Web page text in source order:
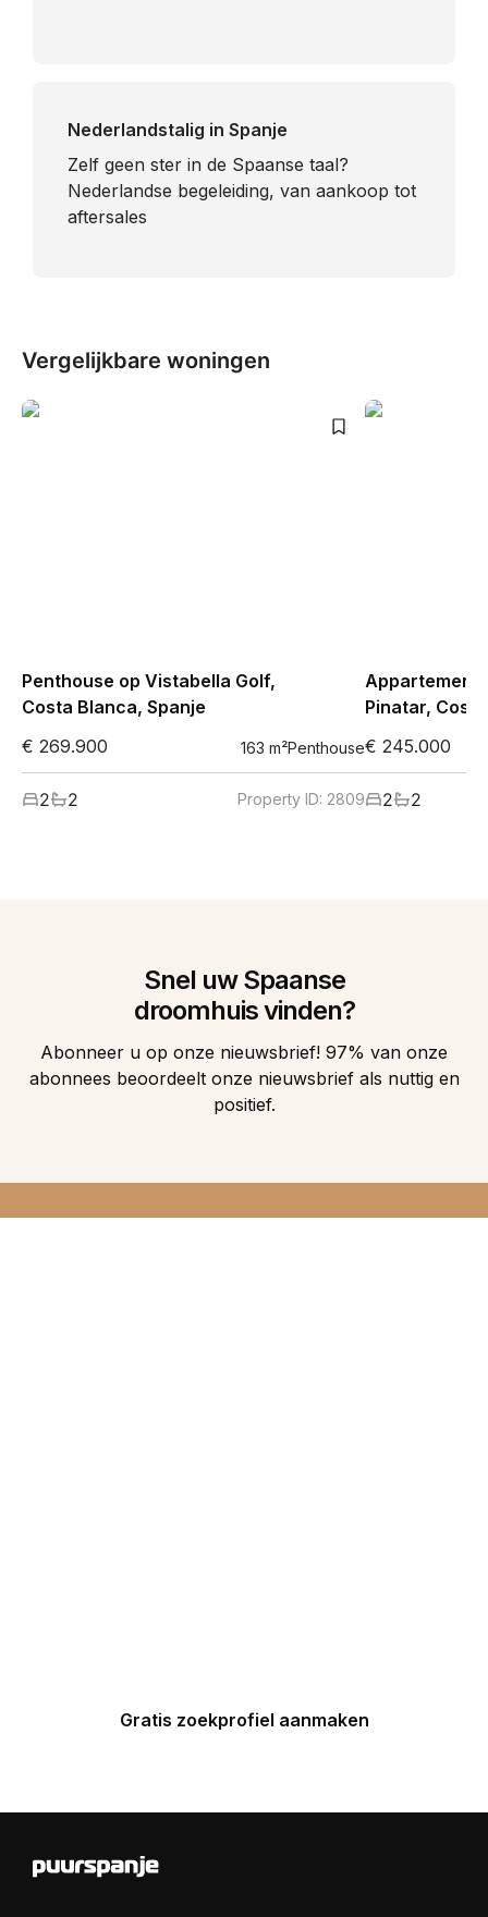
Nederlandstalig in Spanje
​Zelf geen ster in de Spaanse taal?
Nederlandse begeleiding, van aankoop tot
aftersales
Vergelijkbare woningen
Penthouse op Vistabella Golf,
Costa Blanca, Spanje
€ 269.900
163 m²Penthouse
2 2 Property ID: 2809
Appartement
Pinatar,
€ 245.000
2 2
Snel uw Spaanse
droomhuis vinden?
Abonneer u op onze nieuwsbrief! 97% van onze
abonnees beoordeelt onze nieuwsbrief als nuttig en
positief.
Gratis zoekprofiel aanmaken